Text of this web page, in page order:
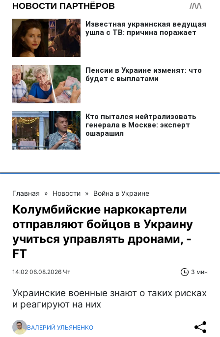
Главная » Новости » Война в Украине
Колумбийские наркокартели
отправляют бойцов в Украину
учиться управлять дронами, -
FT
14:02 06.08.2026 Чт 3 мин
Украинские военные знают о таких рисках
и реагируют на них
ВАЛЕРИЙ УЛЬЯНЕНКО